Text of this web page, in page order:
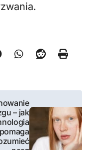
– jak
pomaga